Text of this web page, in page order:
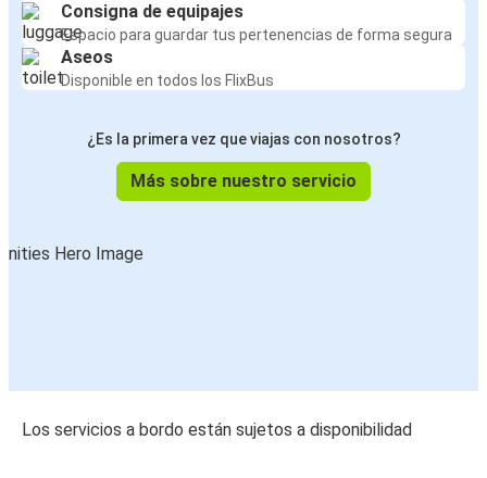
Consigna de equipajes
Espacio para guardar tus pertenencias de forma segura
Aseos
Disponible en todos los FlixBus
¿Es la primera vez que viajas con nosotros?
Más sobre nuestro servicio
Los servicios a bordo están sujetos a disponibilidad